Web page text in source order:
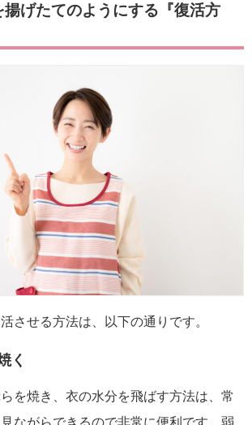
げたてのようにする『復活方
させる方法は、以下の通りです。
く
を焼き、衣の水分を飛ばす方法は、常
ながらできるので非常に便利です。弱